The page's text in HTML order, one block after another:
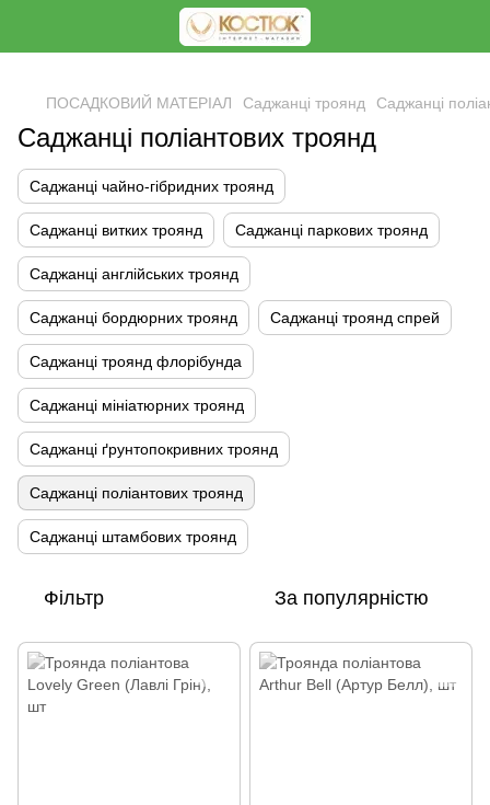
ПОСАДКОВИЙ МАТЕРІАЛ Саджанці троянд Саджанці
Саджанці поліантових троянд
Саджанці чайно-гібридних троянд
Саджанці витких троянд Саджанці паркових троянд
Саджанці англійських троянд
Саджанці бордюрних троянд Саджанці троянд спрей
Саджанці троянд флорібунда
Саджанці мініатюрних троянд
Саджанці ґрунтопокривних троянд
Саджанці поліантових троянд
Саджанці штамбових троянд
Фільтр За популярністю